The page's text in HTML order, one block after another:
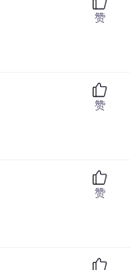
赞
赞
赞